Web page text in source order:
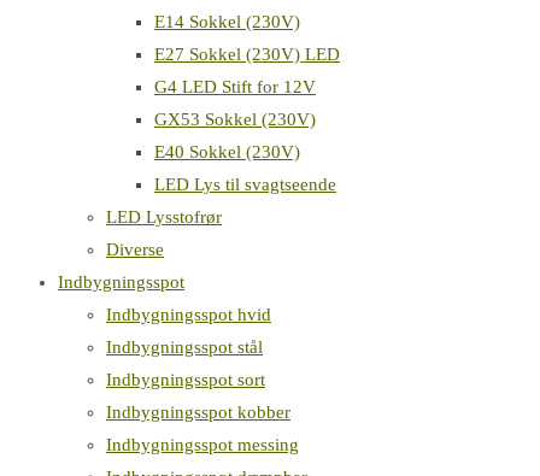
E14 Sokkel (230V)
E27 Sokkel (230V) LED
G4 LED Stift for 12V
GX53 Sokkel (230V)
E40 Sokkel (230V)
LED Lys til svagtseende
LED Lysstofrør
Diverse
Indbygningsspot
Indbygningsspot hvid
Indbygningsspot stål
Indbygningsspot sort
Indbygningsspot kobber
Indbygningsspot messing